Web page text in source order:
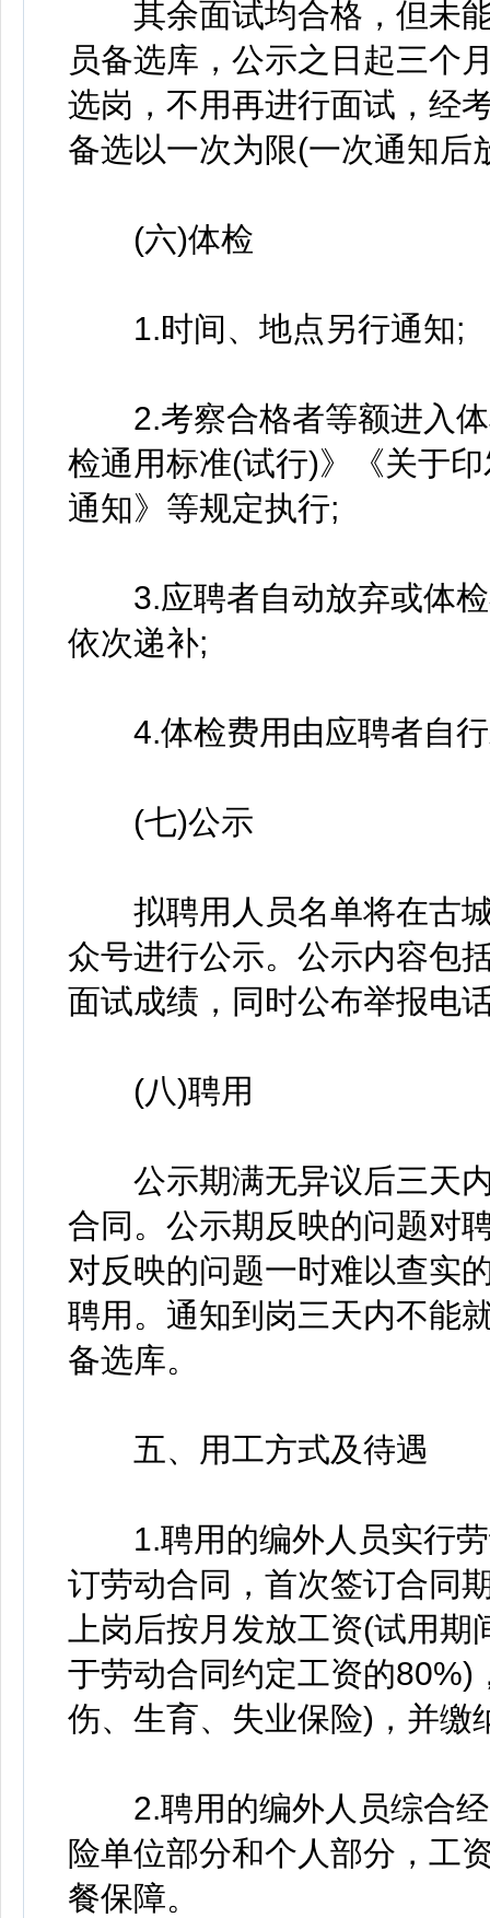
其余面试均合格，但未能
员备选库，公示之日起三个
选岗，不用再进行面试，经
备选以一次为限(一次通知后
(六)体检
1.时间、地点另行通知;
2.考察合格者等额进入体
检通用标准(试行)》《关于
通知》等规定执行;
3.应聘者自动放弃或体检
依次递补;
4.体检费用由应聘者自行
(七)公示
拟聘用人员名单将在古城
众号进行公示。公示内容包
面试成绩，同时公布举报电
(八)聘用
公示期满无异议后三天内
合同。公示期反映的问题对
对反映的问题一时难以查实
聘用。通知到岗三天内不能
备选库。
五、用工方式及待遇
1.聘用的编外人员实行劳
订劳动合同，首次签订合同
上岗后按月发放工资(试用
于劳动合同约定工资的80%)
伤、生育、失业保险)，并缴
2.聘用的编外人员综合经
险单位部分和个人部分，工
餐保障。